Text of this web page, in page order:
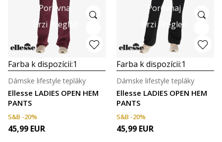
Porovnaj
Brzi Pregled
Farba k dispozícii:1
Ellesse LADIES OPEN HEM
PANTS
Dámske lifestyle tepláky
S&B -20%
45,99 EUR
Porovnaj
Brzi Pregled
Farba k dispozícii:1
Ellesse LADIES OPEN HEM
PANTS
Dámske lifestyle tepláky
S&B -20%
45,99 EUR